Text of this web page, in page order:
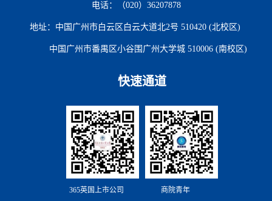
电话：（020）36207878
地址：中国广州市白云区白云大道北2号 510420 (北校区)
中国广州市番禺区小谷围广州大学城 510006 (南校区)
快速通道
365英国上市公司 商院青年